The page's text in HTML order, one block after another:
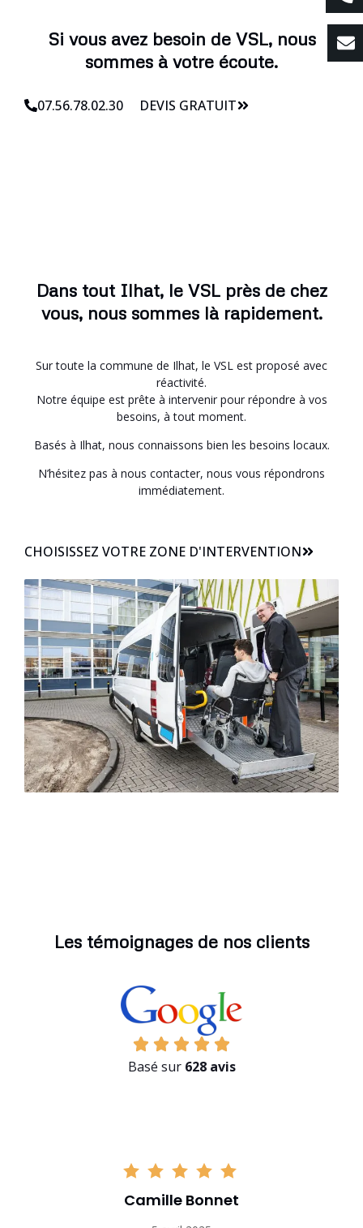
Si vous avez besoin de VSL, nous
sommes à votre écoute.
07.56.78.02.30 DEVIS GRATUIT
Dans tout Ilhat, le VSL près de chez
vous, nous sommes là rapidement.
Sur toute la commune de Ilhat, le VSL est proposé avec
réactivité.
Notre équipe est prête à intervenir pour répondre à vos
besoins, à tout moment.
Basés à Ilhat, nous connaissons bien les besoins locaux.
N’hésitez pas à nous contacter, nous vous répondrons
immédiatement.
CHOISISSEZ VOTRE ZONE D'INTERVENTION
Les témoignages de nos clients
Basé sur 628 avis
Camille Bonnet